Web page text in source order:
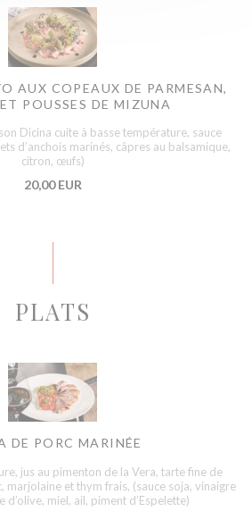
AUX COPEAUX DE PARMESAN,
POUSSES DE MIZUNA
Dicina cuite à basse température, sauce
d’anchois marinés, câpres au balsamique,
citron, œufs)
20,00 EUR
PLATS
DE PORC MARINÉE
jus au pimenton de la Vera, tarte fine de
marjolaine et thym frais, (sauce soja, vinaigre
d’olive, miel, ail, piment d’Espelette)